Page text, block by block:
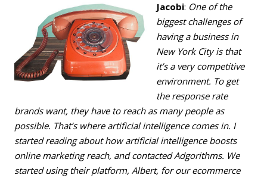
Jacobi: One of the
biggest challenges of
having a business in
New York City is that
it’s a very competitive
environment. To get
the response rate
brands want, they have to reach as many people as
possible. That’s where artificial intelligence comes in. I
started reading about how artificial intelligence boosts
online marketing reach, and contacted Adgorithms. We
started using their platform, Albert, for our ecommerce